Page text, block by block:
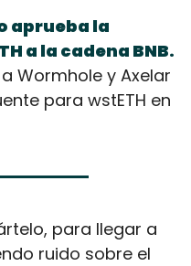
aprueba la
a la cadena BNB.
Wormhole y Axelar
para wstETH en
para llegar a
ruido sobre el